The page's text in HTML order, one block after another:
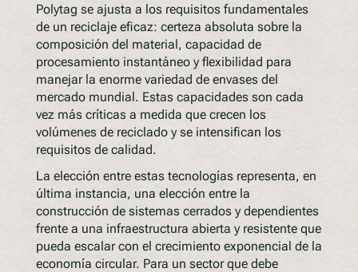
Polytag se ajusta a los requisitos fundamentales
de un reciclaje eficaz: certeza absoluta sobre la
composición del material, capacidad de
procesamiento instantáneo y flexibilidad para
manejar la enorme variedad de envases del
mercado mundial. Estas capacidades son cada
vez más críticas a medida que crecen los
volúmenes de reciclado y se intensifican los
requisitos de calidad.
La elección entre estas tecnologías representa, en
última instancia, una elección entre la
construcción de sistemas cerrados y dependientes
frente a una infraestructura abierta y resistente que
pueda escalar con el crecimiento exponencial de la
economía circular. Para un sector que debe